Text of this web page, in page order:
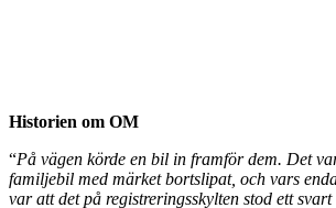
Historien om OM
“På vägen körde en bil in framför dem. Det
familjebil med märket bortslipat, och vars
var att det på registreringsskylten stod ett